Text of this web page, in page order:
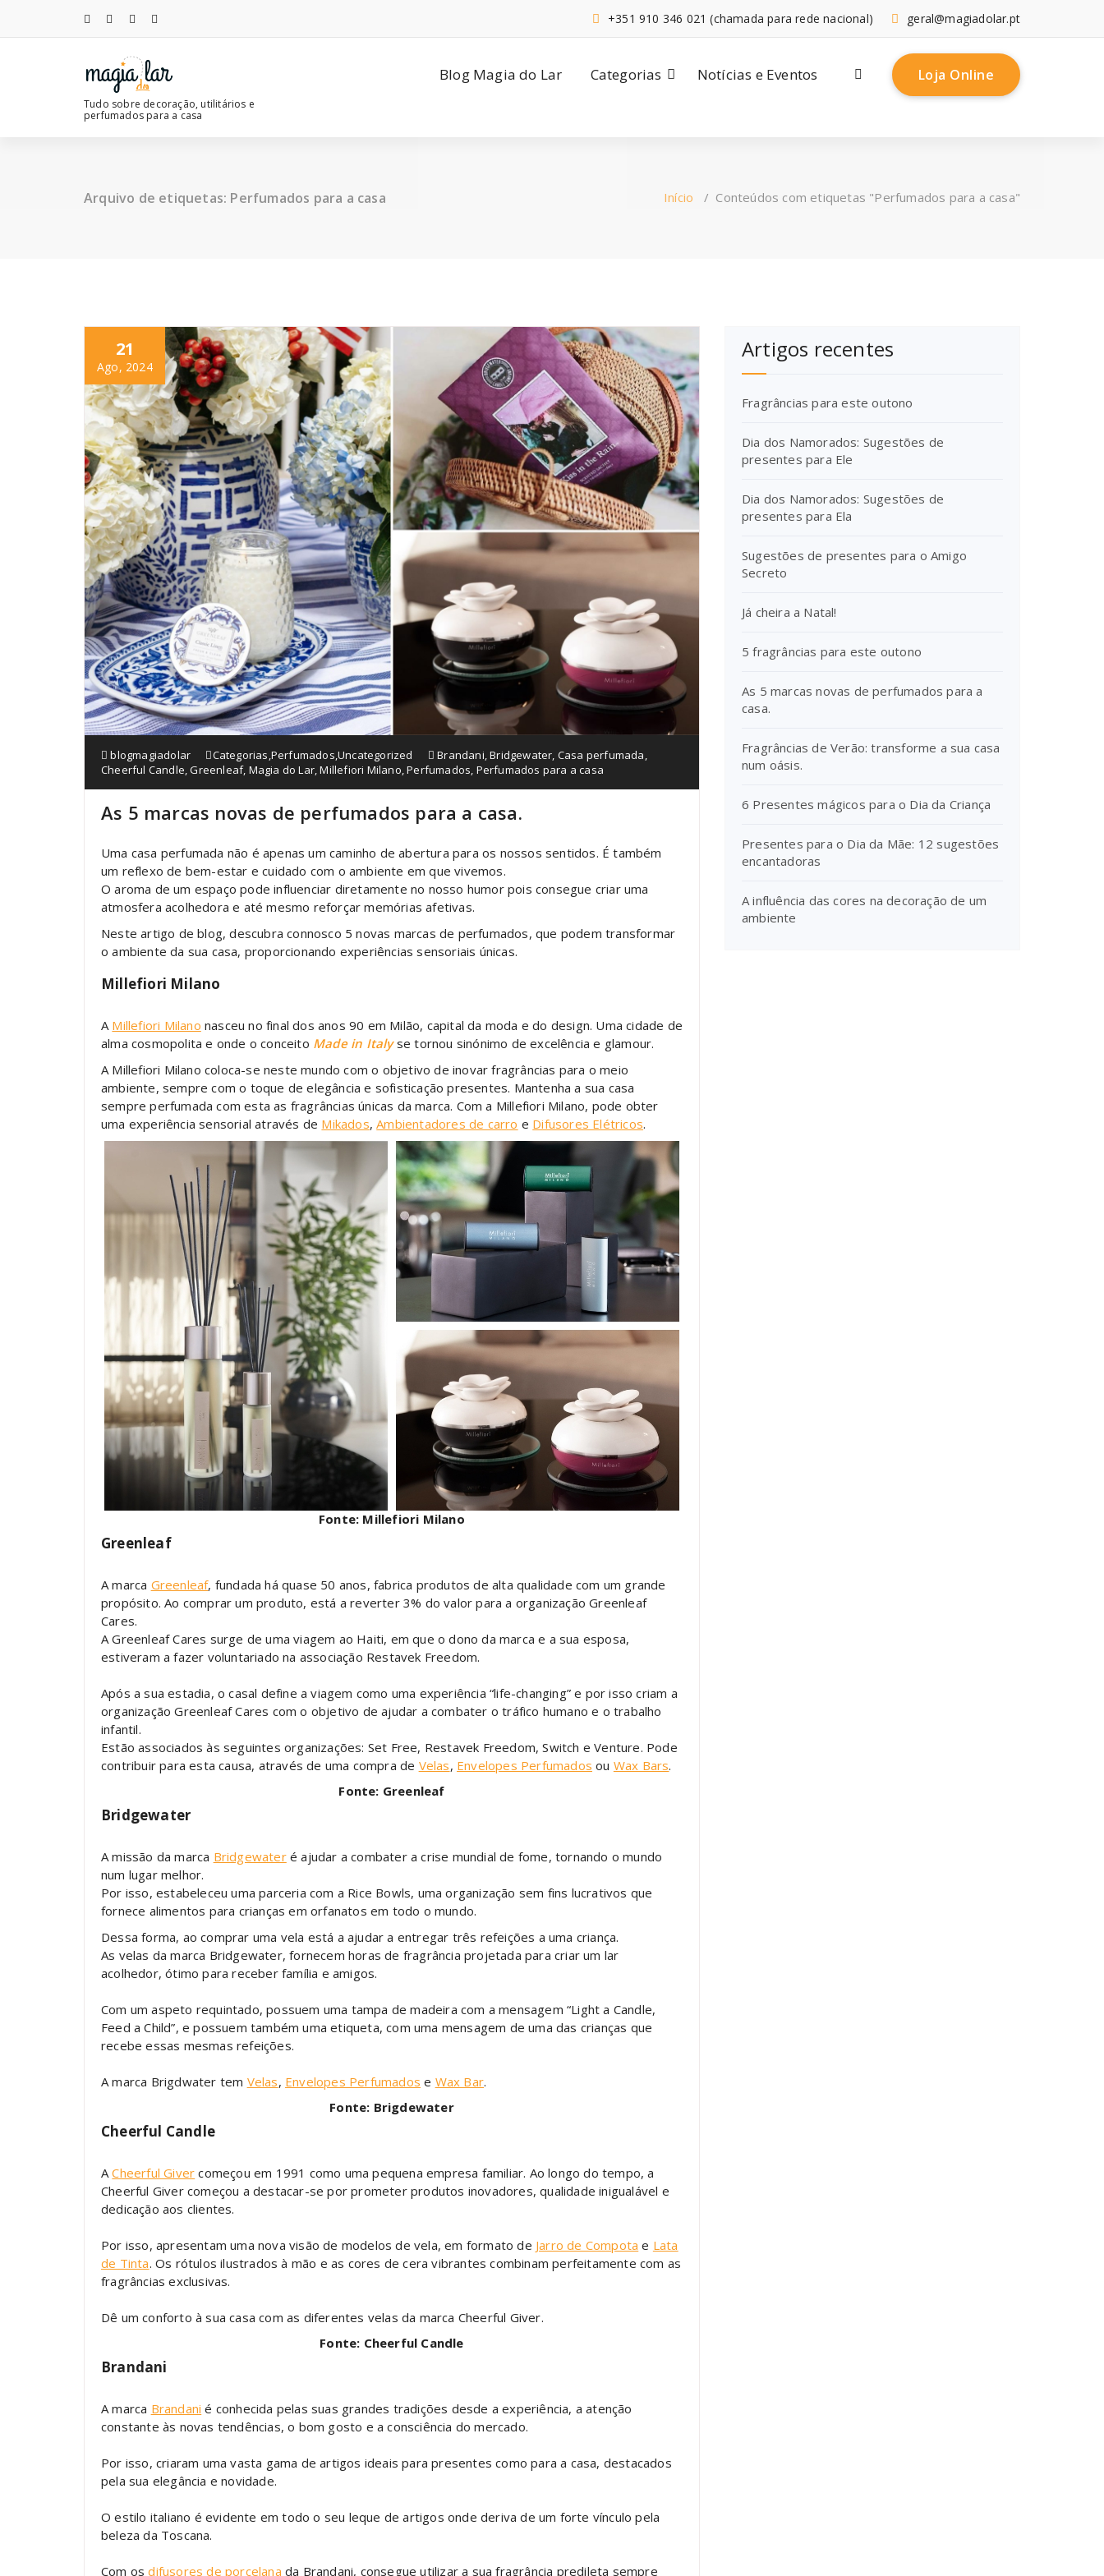
o
geral@magiadolar.pt
+351 910 346 021 (chamada para rede nacional)
Tudo sobre decoração, utilitários e
perfumados para a casa
Blog Magia do Lar Categorias Notícias e Eventos Loja Online
Arquivo de etiquetas: Perfumados para a casa Início / Conteúdos com etiquetas "Perfumados para a casa"
21
Ago, 2024
blogmagiadolar Categorias,Perfumados,Uncategorized Brandani,Bridgewater, Casa perfumada,
Cheerful Candle,Greenleaf, Magia do Lar,Millefiori Milano,Perfumados, Perfumados para a casa
As 5 marcas novas de perfumados para a casa.
Uma casa perfumada não é apenas um caminho de abertura para os nossos sentidos. É também
um reflexo de bem-estar e cuidado com o ambiente em que vivemos.
O aroma de um espaço pode influenciar diretamente no nosso humor pois consegue criar uma
atmosfera acolhedora e até mesmo reforçar memórias afetivas.
Neste artigo de blog, descubra connosco 5 novas marcas de perfumados, que podem transformar
o ambiente da sua casa, proporcionando experiências sensoriais únicas.
Millefiori Milano
A Millefiori Milano nasceu no final dos anos 90 em Milão, capital da moda e do design. Uma cidade de
alma cosmopolita e onde o conceito Made in Italyse tornou sinónimo de excelência e glamour.
A Millefiori Milano coloca-se neste mundo com o objetivo de inovar fragrâncias para o meio
ambiente, sempre com o toque de elegância e sofisticação presentes. Mantenha a sua casa
sempre perfumada com esta as fragrâncias únicas da marca. Com a Millefiori Milano, pode obter
uma experiência sensorial através de Mikados,Ambientadores de carro e Difusores Elétricos.
Fonte: Millefiori Milano
Greenleaf
A marca Greenleaf, fundada há quase 50 anos, fabrica produtos de alta qualidade com um grande
propósito. Ao comprar um produto, está a reverter 3% do valor para a organização Greenleaf
Cares.
A Greenleaf Cares surge de uma viagem ao Haiti, em que o dono da marca e a sua esposa,
estiveram a fazer voluntariado na associação Restavek Freedom.
Após a sua estadia, o casal define a viagem como uma experiência “life-changing” e por isso criam a
organização Greenleaf Cares com o objetivo de ajudar a combater o tráfico humano e o trabalho
infantil.
Estão associados às seguintes organizações: Set Free, Restavek Freedom, Switch e Venture. Pode
contribuir para esta causa, através de uma compra de Velas, Envelopes Perfumados ou Wax Bars.
Fonte: Greenleaf
Bridgewater
A missão da marca Bridgewateré ajudar a combater a crise mundial de fome, tornando o mundo
num lugar melhor.
Por isso, estabeleceu uma parceria com a Rice Bowls, uma organização sem fins lucrativos que
fornece alimentos para crianças em orfanatos em todo o mundo.
Dessa forma, ao comprar uma vela está a ajudar a entregar três refeições a uma criança.
As velas da marca Bridgewater, fornecem horas de fragrância projetada para criar um lar
acolhedor, ótimo para receber família e amigos.
Com um aspeto requintado, possuem uma tampa de madeira com a mensagem “Light a Candle,
Feed a Child”, e possuem também uma etiqueta, com uma mensagem de uma das crianças que
recebe essas mesmas refeições.
A marca Brigdwater tem Velas, Envelopes Perfumados e Wax Bar.
Fonte: Brigdewater
Cheerful Candle
ACheerful Giver começou em 1991 como uma pequena empresa familiar. Ao longo do tempo, a
Cheerful Giver começou a destacar-se por prometer produtos inovadores, qualidade inigualável e
dedicação aos clientes.
Por isso, apresentam uma nova visão de modelos de vela, em formato de Jarro de Compota e Lata
de Tinta. Os rótulos ilustrados à mão e as cores de cera vibrantes combinam perfeitamente com as
fragrâncias exclusivas.
Dê um conforto à sua casa com as diferentes velas da marca Cheerful Giver.
Fonte: Cheerful Candle
Brandani
A marca Brandani é conhecida pelas suas grandes tradições desde a experiência, a atenção
constante às novas tendências, o bom gosto e a consciência do mercado.
Por isso, criaram uma vasta gama de artigos ideais para presentes como para a casa, destacados
pela sua elegância e novidade.
O estilo italiano é evidente em todo o seu leque de artigos onde deriva de um forte vínculo pela
beleza da Toscana.
Com osdifusores de porcelana da Brandani, consegue utilizar a sua fragrância predileta sempre
Artigos recentes
Fragrâncias para este outono
Dia dos Namorados: Sugestões de
presentes para Ele
Dia dos Namorados: Sugestões de
presentes para Ela
Sugestões de presentes para o Amigo
Secreto
Já cheira a Natal!
5 fragrâncias para este outono
As 5 marcas novas de perfumados para a
casa.
Fragrâncias de Verão: transforme a sua casa
num oásis.
6 Presentes mágicos para o Dia da Criança
Presentes para o Dia da Mãe: 12 sugestões
encantadoras
A influência das cores na decoração de um
ambiente